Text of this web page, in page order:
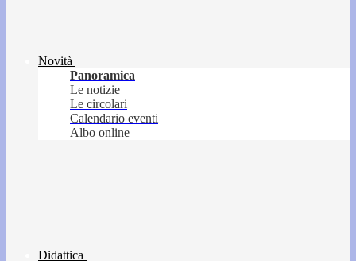
Novità
Panoramica
Le notizie
Le circolari
Calendario eventi
Albo online
Didattica